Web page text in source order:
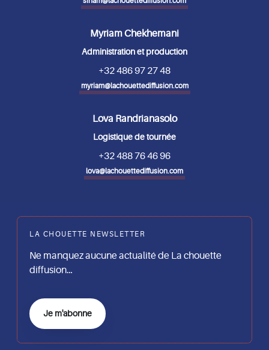
Myriam Chekhemani
Administration et production
+32 486 97 27 48
myriam@lachouettediffusion.com
Lova Randrianasolo
Logistique de tournée
+32 488 76 46 96
lova@lachouettediffusion.com
LA CHOUETTE NEWSLETTER
Ne manquez aucune actualité de La chouette
diffusion…
Je m'abonne